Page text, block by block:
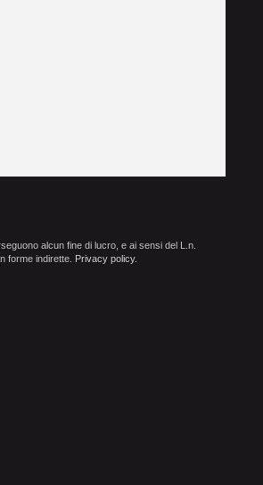
alcun fine di lucro, e ai sensi del L.n.
forme indirette. Privacy policy.